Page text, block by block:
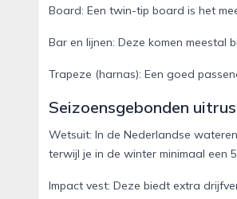
Board: Een twin-tip board is het
Bar en lijnen: Deze komen meestal
Trapeze (harnas): Een goed
Seizoensgebonden
Wetsuit: In de Nederlandse
terwijl je in de winter minimaal een
Impact vest: Deze biedt extra